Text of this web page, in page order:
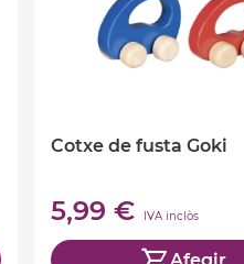
Cotxe de fusta Goki
5,99 € IVA inclòs